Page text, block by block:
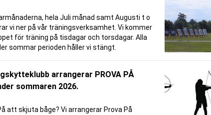
hela Juli månad samt Augusti t o
vi ner på vår träningsverksamhet. Vi kommer
för träning på tisdagar och torsdagar. Alla
sommar perioden håller vi stängt.
arrangerar PROVA PÅ
sommaren 2026.
att skjuta båge? Vi arrangerar Prova På